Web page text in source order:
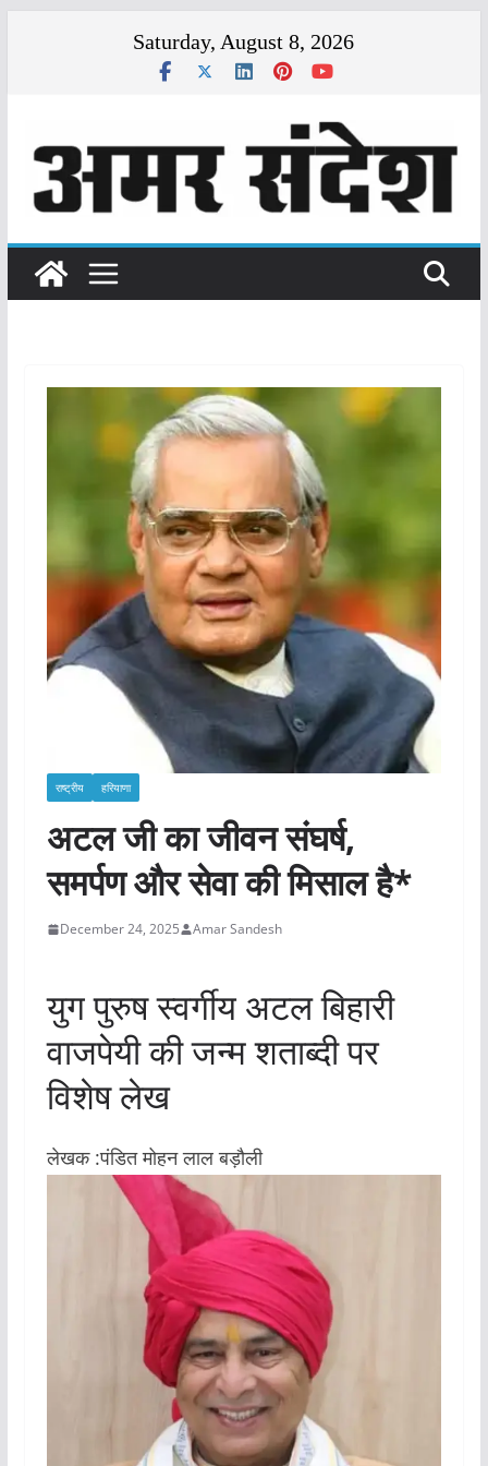
Saturday, August 8, 2026
राष्ट्रीय हरियाणा
अटल जी का जीवन संघर्ष,
समर्पण और सेवा की मिसाल है*
December 24, 2025 Amar Sandesh
युग पुरुष स्वर्गीय अटल बिहारी
वाजपेयी की जन्म शताब्दी पर
विशेष लेख
लेखक :पंडित मोहन लाल बड़ौली